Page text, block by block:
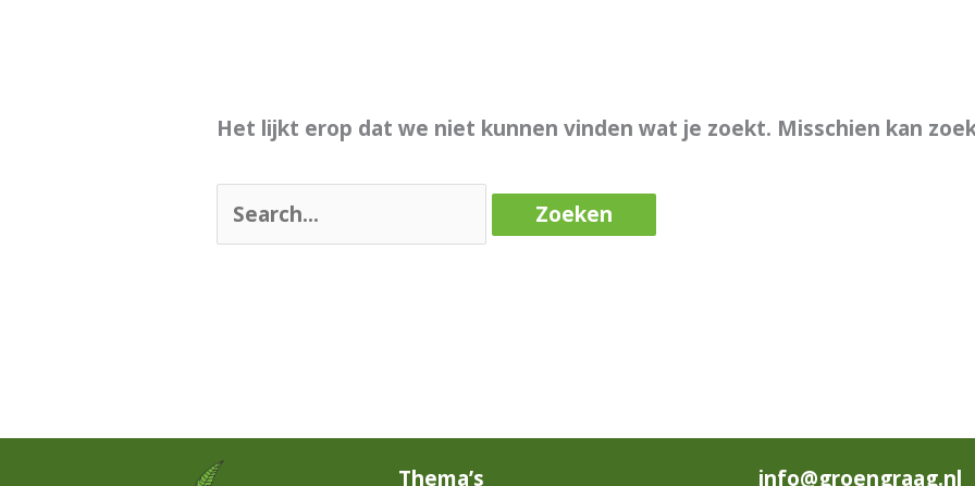
Het lijkt erop dat we niet kunnen vinden wat je zoekt. Misschien kan
Thema’s info@groengraag.nl